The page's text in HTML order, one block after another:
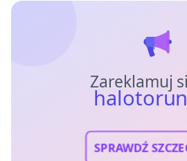
Zareklamuj
SPRAWDŹ